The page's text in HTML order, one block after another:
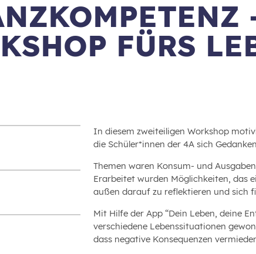
FÜRS
In diesem zweiteiligen Workshop
die Schüler*innen der 4A sich
Themen waren Konsum- und
Erarbeitet wurden Möglichkeiten, das
außen darauf zu reflektieren und sich
Mit Hilfe der App “Dein Leben, deine
verschiedene Lebenssituationen
dass negative Konsequenzen